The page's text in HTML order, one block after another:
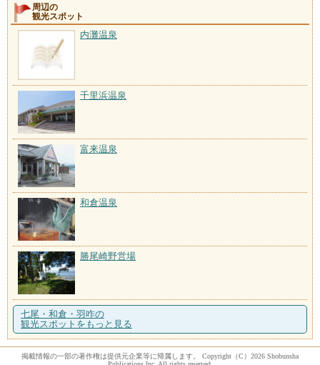
周辺の
観光スポット
内灘温泉
千里浜温泉
富来温泉
和倉温泉
勝尾崎野営場
七尾・和倉・羽咋の
観光スポットをもっと見る
掲載情報の一部の著作権は提供元企業等に帰属します。 Copyright（C）2026 Shobunsha